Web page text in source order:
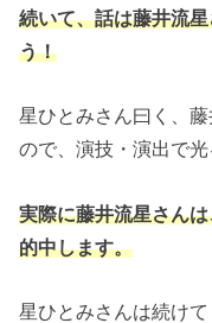
続いて、話は藤井流
う！
星ひとみさん曰く、
ので、演技・演出で光
実際に藤井流星さん
的中します。
星ひとみさんは続けて